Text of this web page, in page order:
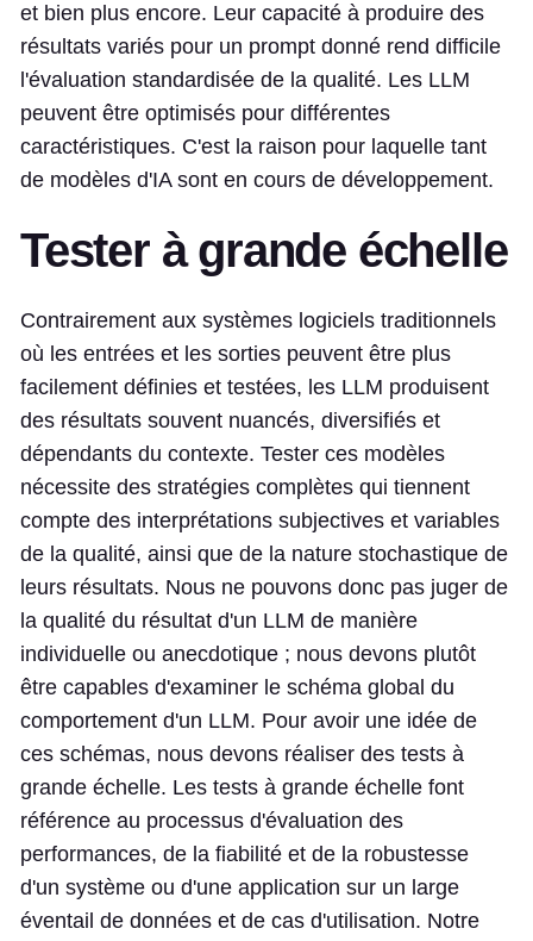
et bien plus encore. Leur capacité à produire des
résultats variés pour un prompt donné rend difficile
l'évaluation standardisée de la qualité. Les LLM
peuvent être optimisés pour différentes
caractéristiques. C'est la raison pour laquelle tant
de modèles d'IA sont en cours de développement.
Tester à grande échelle
Contrairement aux systèmes logiciels traditionnels
où les entrées et les sorties peuvent être plus
facilement définies et testées, les LLM produisent
des résultats souvent nuancés, diversifiés et
dépendants du contexte. Tester ces modèles
nécessite des stratégies complètes qui tiennent
compte des interprétations subjectives et variables
de la qualité, ainsi que de la nature stochastique de
leurs résultats. Nous ne pouvons donc pas juger de
la qualité du résultat d'un LLM de manière
individuelle ou anecdotique ; nous devons plutôt
être capables d'examiner le schéma global du
comportement d'un LLM. Pour avoir une idée de
ces schémas, nous devons réaliser des tests à
grande échelle. Les tests à grande échelle font
référence au processus d'évaluation des
performances, de la fiabilité et de la robustesse
d'un système ou d'une application sur un large
éventail de données et de cas d'utilisation. Notre